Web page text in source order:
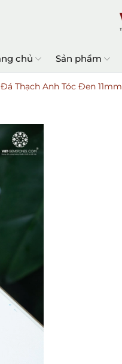
chủ Sản phẩm
Thạch Anh Tóc Đen 11mm